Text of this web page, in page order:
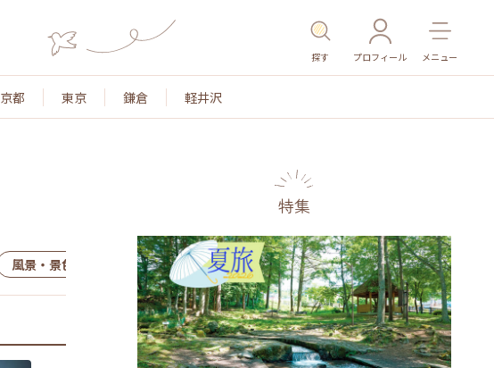
探す プロフィール メニュー
京都 東京 鎌倉 軽井沢
風景・景色 名所・旧跡 温泉・スパ その他施設 ごはん
特集